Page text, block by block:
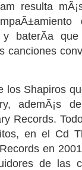
resulta
baterÃ­a
canciones
Shapiros
ademÃ¡s
Records.
en el Cd
en
de las